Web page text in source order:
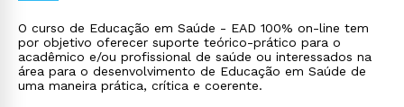
O curso de Educação em Saúde - EAD 100% on-line tem
por objetivo oferecer suporte teórico-prático para o
acadêmico e/ou profissional de saúde ou interessados na
área para o desenvolvimento de Educação em Saúde de
uma maneira prática, crítica e coerente.